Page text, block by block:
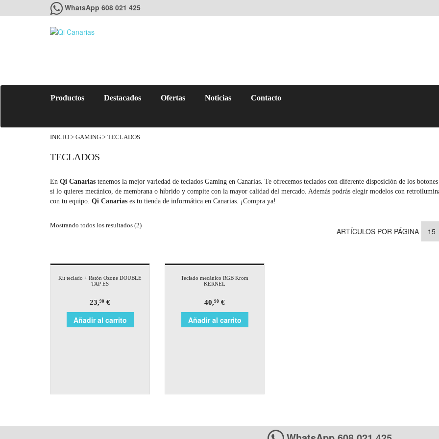
WhatsApp 608 021 425
Productos Destacados Ofertas Noticias Contacto
INICIO > GAMING > TECLADOS
TECLADOS
En Qi Canarias tenemos la mejor variedad de teclados Gaming en Canarias. Te ofrecemos teclados con diferente disposición de los
si lo quieres mecánico, de membrana o híbrido y compite con la mayor calidad del mercado. Además podrás elegir modelos con
con tu equipo. Qi Canarias es tu tienda de informática en Canarias. ¡Compra ya!
Mostrando todos los resultados (2)
ARTÍCULOS POR PÁGINA
Kit teclado + Ratón Ozone DOUBLE
TAP ES
23,90 €
Añadir al carrito
Teclado mecánico RGB Krom
KERNEL
40,90 €
Añadir al carrito